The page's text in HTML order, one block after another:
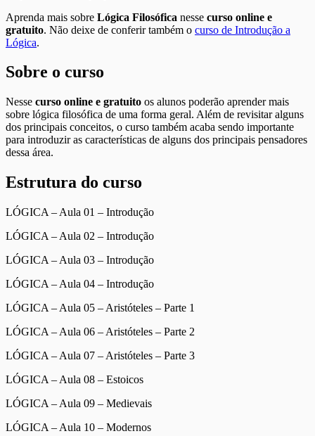
Aprenda mais sobre Lógica Filosófica nesse curso online e
gratuito. Não deixe de conferir também o curso de Introdução a
Lógica.
Sobre o curso
Nesse curso online e gratuito os alunos poderão aprender mais
sobre lógica filosófica de uma forma geral. Além de revisitar alguns
dos principais conceitos, o curso também acaba sendo importante
para introduzir as características de alguns dos principais pensadores
dessa área.
Estrutura do curso
LÓGICA – Aula 01 – Introdução
LÓGICA – Aula 02 – Introdução
LÓGICA – Aula 03 – Introdução
LÓGICA – Aula 04 – Introdução
LÓGICA – Aula 05 – Aristóteles – Parte 1
LÓGICA – Aula 06 – Aristóteles – Parte 2
LÓGICA – Aula 07 – Aristóteles – Parte 3
LÓGICA – Aula 08 – Estoicos
LÓGICA – Aula 09 – Medievais
LÓGICA – Aula 10 – Modernos